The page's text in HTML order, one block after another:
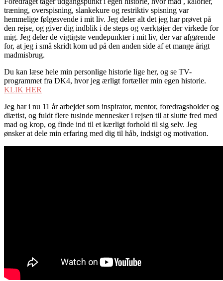
træning, overspisning, slankekure og restriktiv spisning var
hemmelige følgesvende i mit liv. Jeg deler alt det jeg har prøvet på
den rejse, og giver dig indblik i de steps og værktøjer der virkede for
mig. Jeg deler de vigtigste vendepunkter i mit liv, der var afgørende
for, at jeg i små skridt kom ud på den anden side af et mange årigt
madmisbrug.
Du kan læse hele min personlige historie lige her, og se TV-
programmet fra DK4, hvor jeg ærligt fortæller min egen historie.
KLIK HER
Jeg har i nu 11 år arbejdet som inspirator, mentor, foredragsholder og
diætist, og fuldt flere tusinde mennesker i rejsen til at slutte fred med
mad og krop, og finde ind til et kærligt forhold til sig selv. Jeg
ønsker at dele min erfaring med dig til håb, indsigt og motivation.